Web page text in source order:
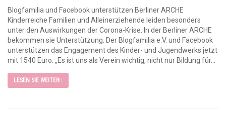
Blogfamilia und Facebook unterstützen Berliner ARCHE
Kinderreiche Familien und Alleinerziehende leiden besonders
unter den Auswirkungen der Corona-Krise. In der Berliner ARCHE
bekommen sie Unterstützung. Der Blogfamilia e.V. und Facebook
unterstützen das Engagement des Kinder- und Jugendwerks jetzt
mit 1540 Euro. „Es ist uns als Verein wichtig, nicht nur Bildung für...
LESEN SIE WEITER